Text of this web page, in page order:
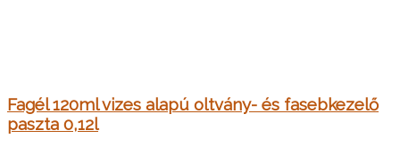
Fagél 120ml vizes alapú oltvány- és fasebkezelő
paszta 0,12l